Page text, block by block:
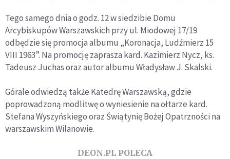
Tego samego dnia o godz. 12 w siedzibie Domu
Arcybiskupów Warszawskich przy ul. Miodowej 17/19
odbędzie się promocja albumu „Koronacja, Ludźmierz 15
VIII 1963”. Na promocję zaprasza kard. Kazimierz Nycz, ks.
Tadeusz Juchas oraz autor albumu Władysław J. Skalski.
Górale odwiedzą także Katedrę Warszawską, gdzie
poprowadzoną modlitwę o wyniesienie na ołtarze kard.
Stefana Wyszyńskiego oraz Świątynię Bożej Opatrzności na
warszawskim Wilanowie.
DEON.PL POLECA